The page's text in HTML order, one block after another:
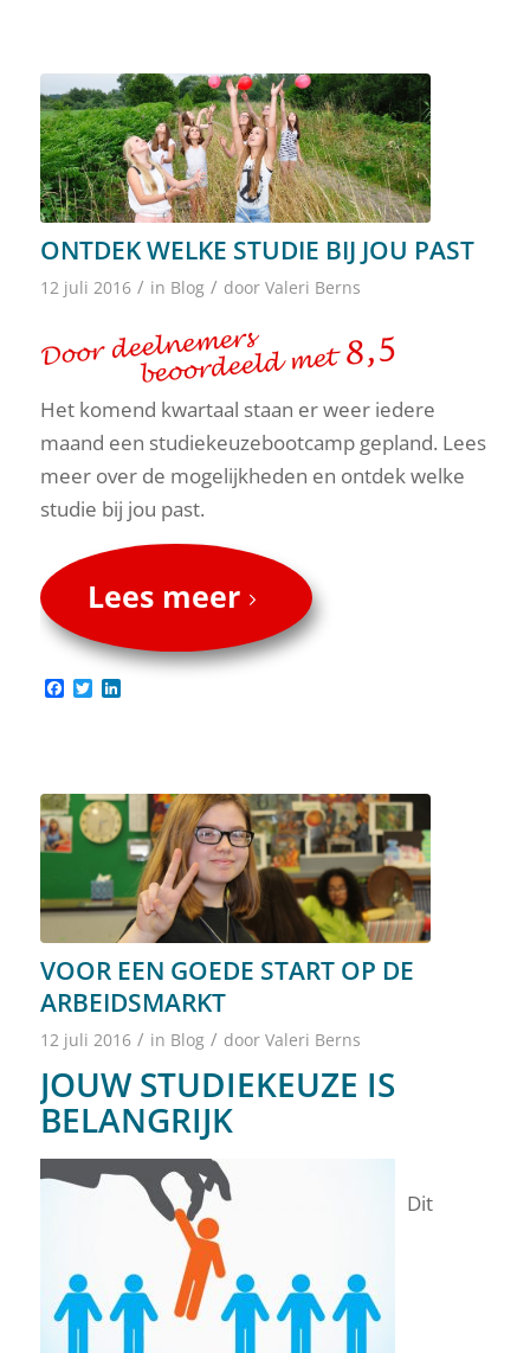
ONTDEK WELKE STUDIE BIJ JOU PAST
12 juli 2016 / in Blog / door Valeri Berns
Het komend kwartaal staan er weer iedere
maand een studiekeuzebootcamp gepland. Lees
meer over de mogelijkheden en ontdek welke
studie bij jou past.
Lees meer
Facebook
TwitterLinkedIn
VOOR EEN GOEDE START OP DE
ARBEIDSMARKT
12 juli 2016 / in Blog / door Valeri Berns
JOUW STUDIEKEUZE IS
BELANGRIJK
Dit